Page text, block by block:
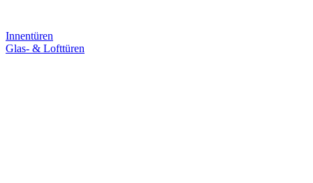
Innentüren
Glas- & Lofttüren